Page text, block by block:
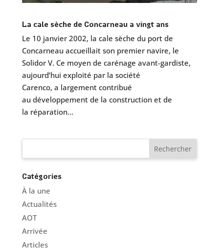
La cale sèche de Concarneau a vingt ans
Le 10 janvier 2002, la cale sèche du port de
Concarneau accueillait son premier navire, le
Solidor V. Ce moyen de carénage avant-gardiste,
aujourd’hui exploité par la société
Carenco, a largement contribué
au développement de la construction et de
la réparation...
Catégories
À la une
Actualités
AOT
Arrivée
Articles